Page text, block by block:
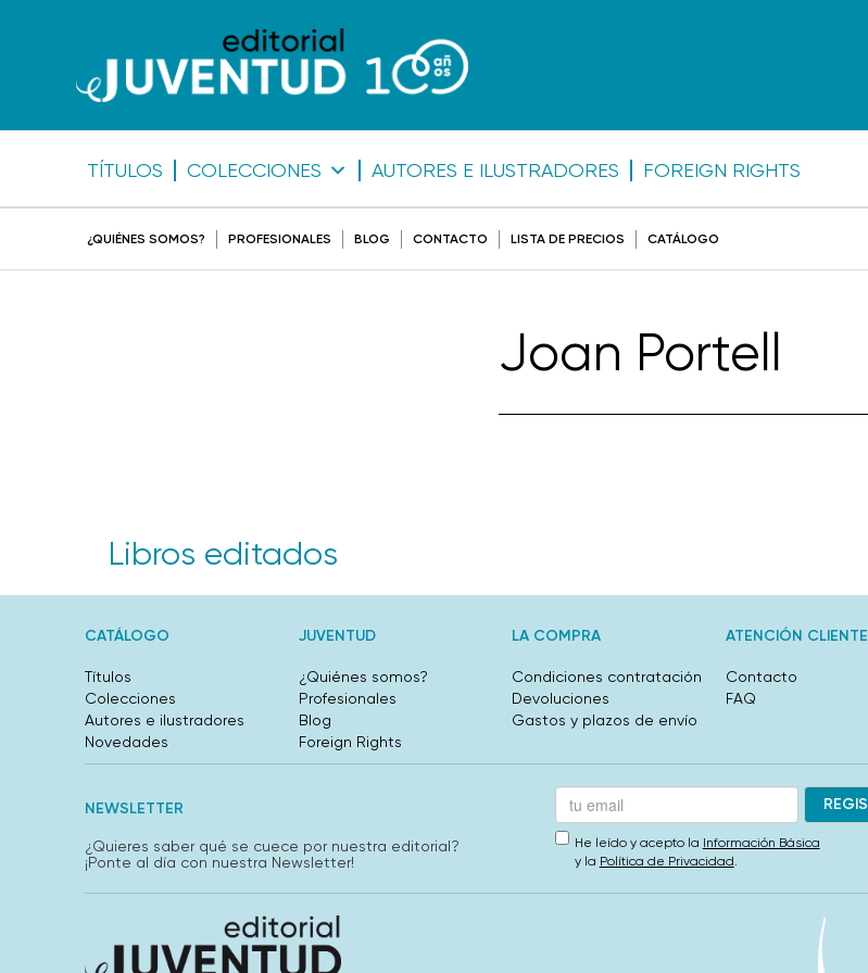
TÍTULOS COLECCIONES AUTORES E ILUSTRADORES FOREIGN RIGHTS
¿QUIÉNES SOMOS? PROFESIONALES BLOG CONTACTO LISTA DE PRECIOS CATÁLOGO
Joan Portell
Libros editados
CATÁLOGO
Títulos
Colecciones
Autores e ilustradores
Novedades
JUVENTUD
¿Quiénes somos?
Profesionales
Blog
Foreign Rights
LA COMPRA
Condiciones contratación
Devoluciones
Gastos y plazos de envío
ATENCIÓN CLIENTE
Contacto
FAQ
NEWSLETTER
¿Quieres saber qué se cuece por nuestra editorial?
¡Ponte al día con nuestra Newsletter!
He leído y acepto la Información Básica
y la Política de Privacidad.